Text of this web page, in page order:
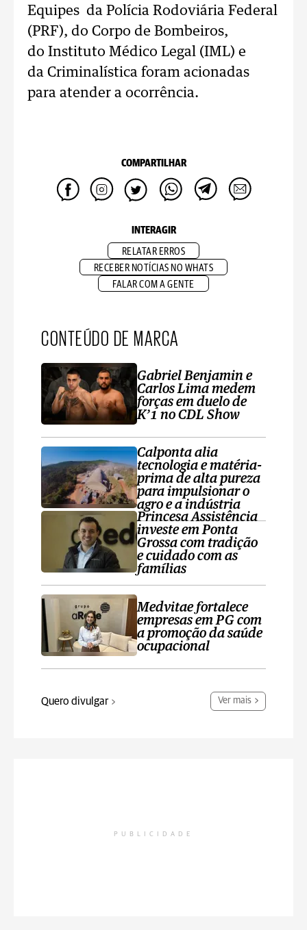
Equipes da Polícia Rodoviária Federal
(PRF), do Corpo de Bombeiros,
do Instituto Médico Legal (IML) e
da Criminalística foram acionadas
para atender a ocorrência.
COMPARTILHAR
INTERAGIR
RELATAR ERROS
RECEBER NOTÍCIAS NO WHATS
FALAR COM A GENTE
CONTEÚDO DE MARCA
Gabriel Benjamin e
Carlos Lima medem
forças em duelo de
K’1 no CDL Show
Calponta alia
tecnologia e matéria-
prima de alta pureza
para impulsionar o
agro e a indústria
Princesa Assistência
investe em Ponta
Grossa com tradição
e cuidado com as
famílias
Medvitae fortalece
empresas em PG com
a promoção da saúde
ocupacional
Quero divulgar Ver mais
PUBLICIDADE